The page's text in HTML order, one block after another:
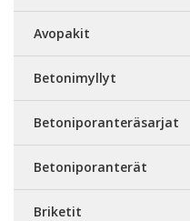
Avopakit
Betonimyllyt
Betoniporanteräsarjat
Betoniporanterät
Briketit